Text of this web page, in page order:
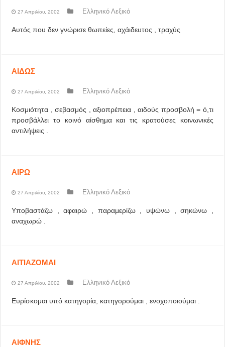
27 Απριλίου, 2002 Ελληνικό Λεξικό
Αυτός που δεν γνώρισε θωπείες, αχάιδευτος , τραχύς
ΑΙΔΩΣ
27 Απριλίου, 2002 Ελληνικό Λεξικό
Κοσμιότητα , σεβασμός , αξιοπρέπεια , αιδούς προσβολή = ό,τι
προσβάλλει το κοινό αίσθημα και τις κρατούσες κοινωνικές
αντιλήψεις .
ΑΙΡΩ
27 Απριλίου, 2002 Ελληνικό Λεξικό
Υποβαστάζω , αφαιρώ , παραμερίζω , υψώνω , σηκώνω ,
αναχωρώ .
ΑΙΤΙΑΖΟΜΑΙ
27 Απριλίου, 2002 Ελληνικό Λεξικό
Ευρίσκομαι υπό κατηγορία, κατηγορούμαι , ενοχοποιούμαι .
ΑΙΦΝΗΣ